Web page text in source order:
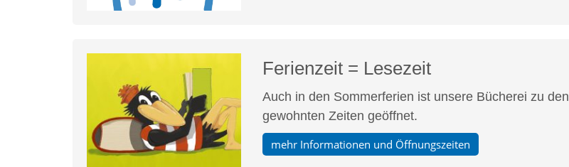
Ferienzeit = Lesezeit
Auch in den Sommerferien ist unsere Bücherei zu den
gewohnten Zeiten geöffnet.
mehr Informationen und Öffnungszeiten